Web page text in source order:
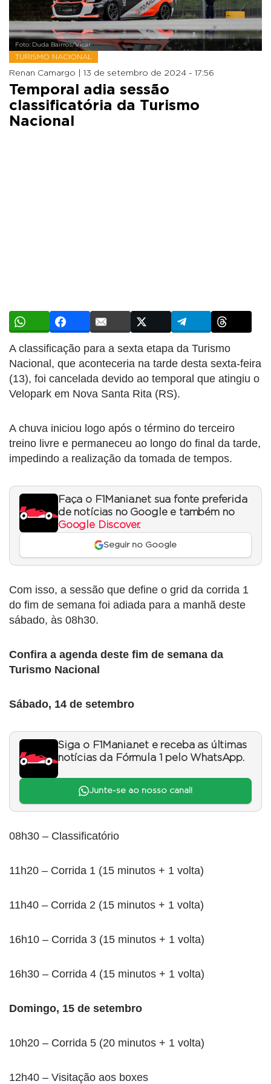
Foto: Duda Bairros/Vicar
TURISMO NACIONAL
Renan Camargo | 13 de setembro de 2024 - 17:56
Temporal adia sessão
classificatória da Turismo
Nacional
A classificação para a sexta etapa da Turismo
Nacional, que aconteceria na tarde desta sexta-feira
(13), foi cancelada devido ao temporal que atingiu o
Velopark em Nova Santa Rita (RS).
A chuva iniciou logo após o término do terceiro
treino livre e permaneceu ao longo do final da tarde,
impedindo a realização da tomada de tempos.
Faça o F1Mania.net sua fonte preferida
de notícias no Google e também no
Google Discover.
Seguir no Google
Com isso, a sessão que define o grid da corrida 1
do fim de semana foi adiada para a manhã deste
sábado, às 08h30.
Confira a agenda deste fim de semana da
Turismo Nacional
Sábado, 14 de setembro
Siga o F1Mania.net e receba as últimas
notícias da Fórmula 1 pelo WhatsApp.
Junte-se ao nosso canal!
08h30 – Classificatório
11h20 – Corrida 1 (15 minutos + 1 volta)
11h40 – Corrida 2 (15 minutos + 1 volta)
16h10 – Corrida 3 (15 minutos + 1 volta)
16h30 – Corrida 4 (15 minutos + 1 volta)
Domingo, 15 de setembro
10h20 – Corrida 5 (20 minutos + 1 volta)
12h40 – Visitação aos boxes